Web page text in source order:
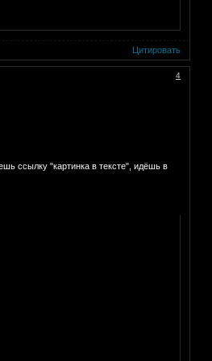
Цитировать
4
ссылку "картинка в тексте", идёшь в